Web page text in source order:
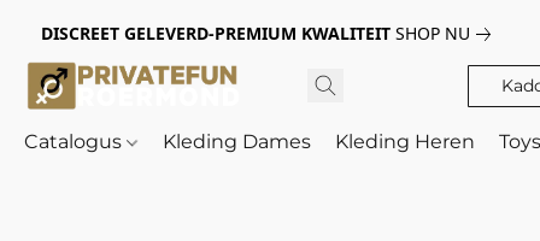
DISCREET GELEVERD-PREMIUM KWALITEIT SHOP NU
Catalogus Kleding Dames Kleding Heren